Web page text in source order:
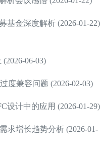
基金深度解析 (2026-01-22)
06-03)
度兼容问题 (2026-02-03)
设计中的应用 (2026-01-29)
求增长趋势分析 (2026-01-